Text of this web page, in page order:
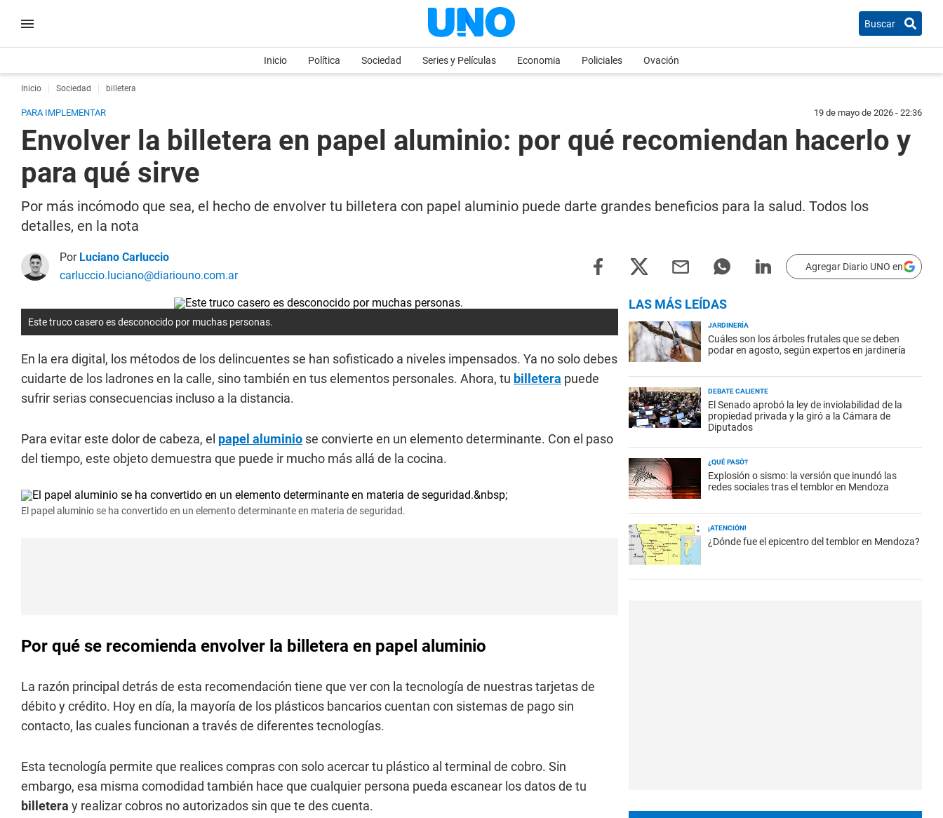
Buscar
Inicio Política Sociedad Series y Películas Economia Policiales Ovación
Inicio Sociedad billetera
PARA IMPLEMENTAR 19 de mayo de 2026 - 22:36
Envolver la billetera en papel aluminio: por qué recomiendan hacerlo y
para qué sirve
Por más incómodo que sea, el hecho de envolver tu billetera con papel aluminio puede darte grandes beneficios para la salud. Todos los
detalles, en la nota
Por Luciano Carluccio
carluccio.luciano@diariouno.com.ar
Agregar Diario UNO en
Este truco casero es desconocido por muchas personas.
En la era digital, los métodos de los delincuentes se han sofisticado a niveles impensados. Ya no solo debes
cuidarte de los ladrones en la calle, sino también en tus elementos personales. Ahora, tu billetera puede
sufrir serias consecuencias incluso a la distancia.
Para evitar este dolor de cabeza, el papel aluminio se convierte en un elemento determinante. Con el paso
del tiempo, este objeto demuestra que puede ir mucho más allá de la cocina.
El papel aluminio se ha convertido en un elemento determinante en materia de seguridad.
Por qué se recomienda envolver la billetera en papel aluminio
La razón principal detrás de esta recomendación tiene que ver con la tecnología de nuestras tarjetas de
débito y crédito. Hoy en día, la mayoría de los plásticos bancarios cuentan con sistemas de pago sin
contacto, las cuales funcionan a través de diferentes tecnologías.
Esta tecnología permite que realices compras con solo acercar tu plástico al terminal de cobro. Sin
embargo, esa misma comodidad también hace que cualquier persona pueda escanear los datos de tu
billetera y realizar cobros no autorizados sin que te des cuenta.
LAS MÁS LEÍDAS
JARDINERÍA
Cuáles son los árboles frutales que se deben
podar en agosto, según expertos en jardinería
DEBATE CALIENTE
El Senado aprobó la ley de inviolabilidad de la
propiedad privada y la giró a la Cámara de
Diputados
¿QUÉ PASÓ?
Explosión o sismo: la versión que inundó las
redes sociales tras el temblor en Mendoza
¡ATENCIÓN!
¿Dónde fue el epicentro del temblor en Mendoza?